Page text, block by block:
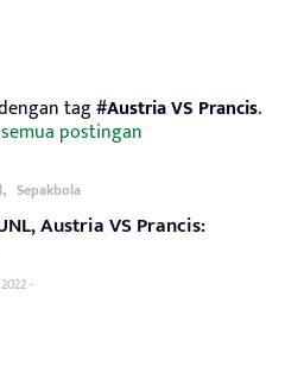
tag#Austria VS Prancis.
postingan
, Sepakbola
Austria VS Prancis:
-